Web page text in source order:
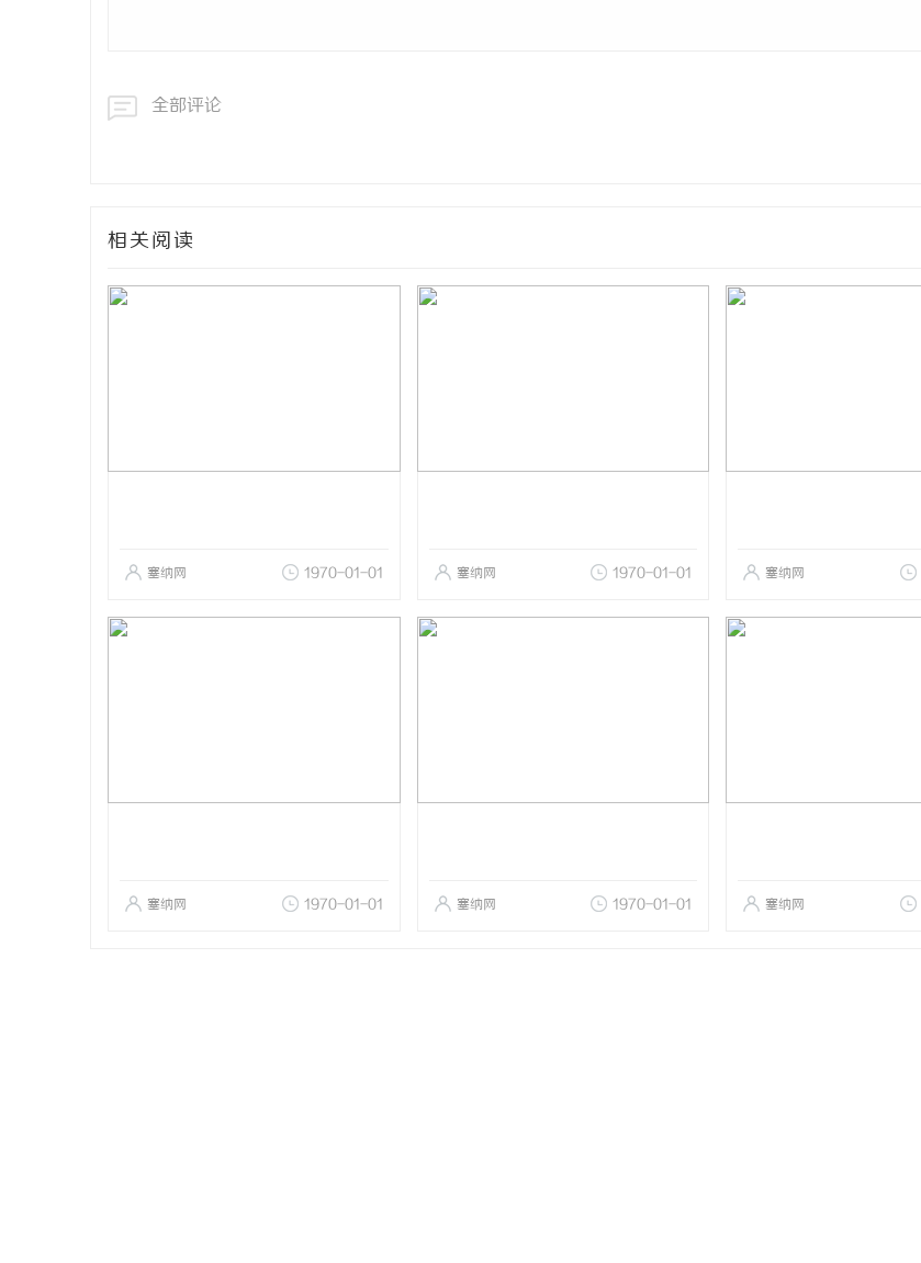
全部评论
相关阅读
塞纳网 1970-01-01 塞纳网 1970-01-01 塞纳网
塞纳网 1970-01-01 塞纳网 1970-01-01 塞纳网